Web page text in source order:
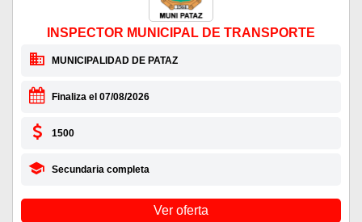
INSPECTOR MUNICIPAL DE TRANSPORTE
MUNICIPALIDAD DE PATAZ
Finaliza el 07/08/2026
1500
Secundaria completa
Ver oferta